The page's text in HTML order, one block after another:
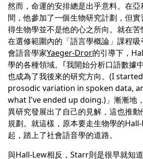
然而，命運的安排總是出乎意料。在
間，他參加了一個生物研究計劃，但
得生物學並不是他的心之所向。就在
在選修範圍內的「語言學概論」課程
會語音學家Yaeger-Dror的引導下，
學的各種領域。｢我開始分析口語數據
也成為了我後來的研究方向。(I
prosodic variation in spoken data,
what I've ended up doing.)」漸漸地
異研究發展出了自己的見解，這也推
規劃。就這樣，原本要走生物學的
起，踏上了社會語音學的道路。
與Hall-Lew相反，Starr則是很早就知